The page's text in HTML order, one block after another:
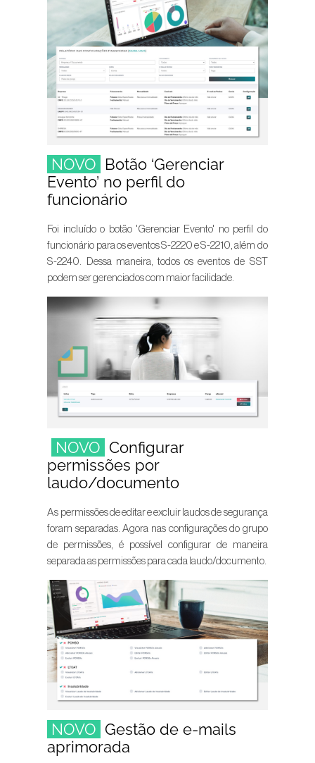
NOVO Botão ‘Gerenciar
Evento’ no perfil do
funcionário
Foi incluído o botão 'Gerenciar Evento' no perfil do
funcionário para os eventos S-2220 e S-2210, além do
S-2240. Dessa maneira, todos os eventos de SST
podem ser gerenciados com maior facilidade.
NOVO Configurar
permissões por
laudo/documento
As permissões de editar e excluir laudos de segurança
foram separadas. Agora nas configurações do grupo
de permissões, é possível configurar de maneira
separada as permissões para cada laudo/documento.
NOVO Gestão de e-mails
aprimorada